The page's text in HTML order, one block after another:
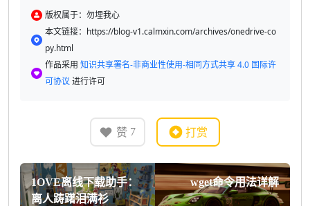
版权属于：勿埋我心
本文链接：https://blog-v1.calmxin.com/archives/onedrive-co
py.html
作品采用 知识共享署名-非商业性使用-相同方式共享 4.0 国际许
可协议 进行许可
赞 7 打赏
1OVE离线下载助手：
离人踌躇泪满衫
wget命令用法详解